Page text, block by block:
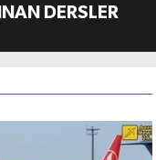
DERSLER